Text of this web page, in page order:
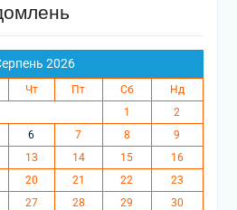
2026
Чт Пт Сб
Нд
1
2
6 7 8
9
13 14 15
16
20 21 22
23
27 28 29
30